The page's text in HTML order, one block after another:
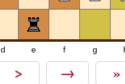
d e f g
> → »